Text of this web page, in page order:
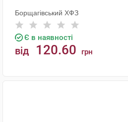
Борщагівський ХФЗ
Є в наявності
від 120.60 грн